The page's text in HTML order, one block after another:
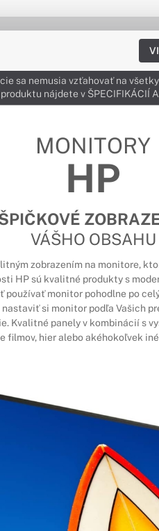
sa nemusia vzťahovať na
nájdete v ŠPECIFIKÁCIÍ A
MONITORY
HP
VÁŠHO OBSAHU
zobrazením na monitore,
HP sú kvalitné produkty s
používať monitor pohodlne po
nastaviť si monitor podľa Vašich
Kvalitné panely v kombinácií s
filmov, hier alebo akéhokoľvek